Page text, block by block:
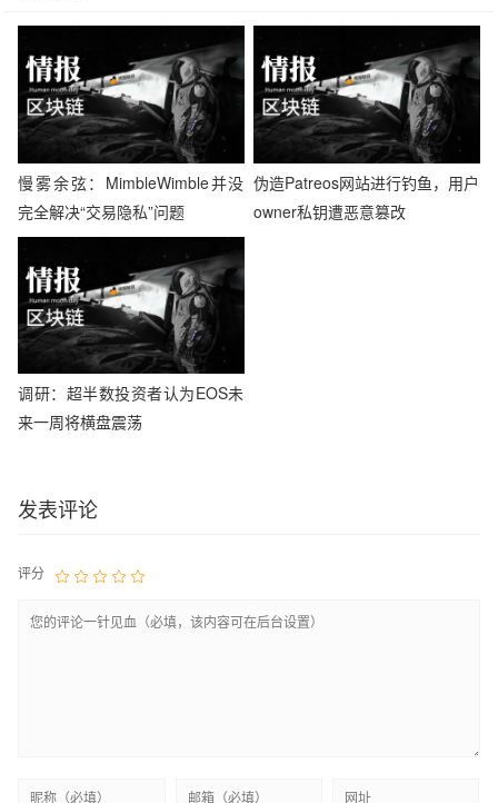
慢雾余弦：MimbleWimble并没
完全解决“交易隐私”问题
伪造Patreos网站进行钓鱼，用户
owner私钥遭恶意篡改
调研：超半数投资者认为EOS未
来一周将横盘震荡
发表评论
评分